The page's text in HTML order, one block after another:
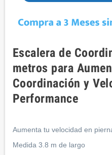
Escalera de
metros para
Coordinación y
Performance
Aumenta tu velocidad en
Medida 3.8 m de largo